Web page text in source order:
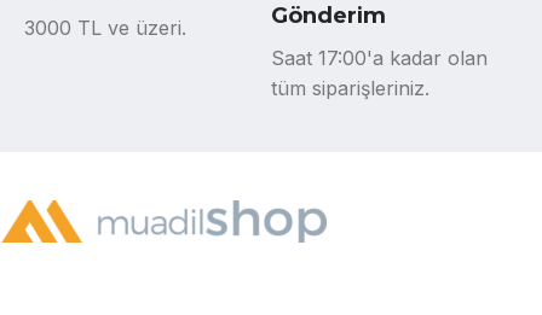
3000 TL ve üzeri.
Gönderim
Saat 17:00'a kadar olan
tüm siparişleriniz.